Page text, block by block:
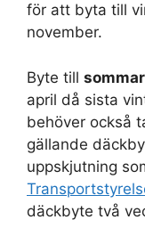
för att byta till
november.
Byte till
april då sista
behöver också
gällande
uppskjutning
däckbyte två